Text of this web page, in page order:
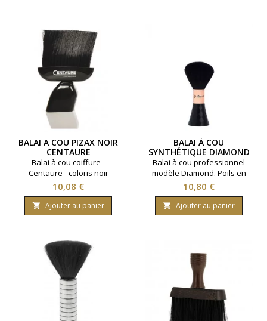
BALAI A COU PIZAX NOIR
CENTAURE
Balai à cou coiffure -
Centaure - coloris noir
Prix
10,08 €
 Ajouter au panier
BALAI À COU
SYNTHÉTIQUE DIAMOND
NOIR
Balai à cou professionnel
modèle Diamond. Poils en
nylon. Coloris : Noir.
Prix
10,80 €
 Ajouter au panier